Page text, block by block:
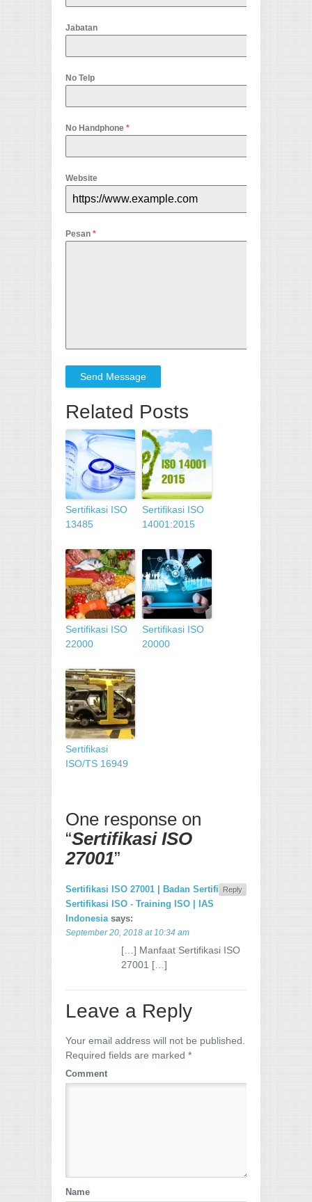
Jabatan
No Telp
No Handphone *
Website
Pesan *
Send Message
Related Posts
Sertifikasi ISO
13485
Sertifikasi ISO
14001:2015
Sertifikasi ISO
22000
Sertifikasi ISO
20000
Sertifikasi
ISO/TS 16949
One response on
“Sertifikasi ISO
27001”
Sertifikasi ISO 27001 | Badan Sertifikasi -
Sertifikasi ISO - Training ISO | IAS
Indonesia says:
September 20, 2018 at 10:34 am
[…] Manfaat Sertifikasi ISO
27001 […]
Reply
Leave a Reply
Your email address will not be published.
Required fields are marked *
Comment
Name